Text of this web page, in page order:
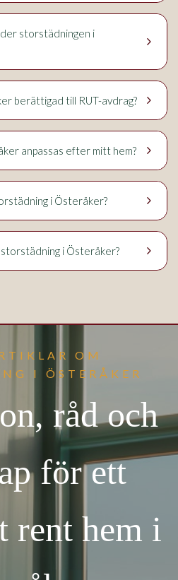
keyboard_arrow_right
storstädningen i
keyboard_arrow_right
berättigad till RUT-avdrag?
keyboard_arrow_right
anpassas efter mitt hem?
keyboard_arrow_right
i Österåker?
keyboard_arrow_right
i Österåker?
OM
I ÖSTERÅKER
råd och
för ett
rent hem i